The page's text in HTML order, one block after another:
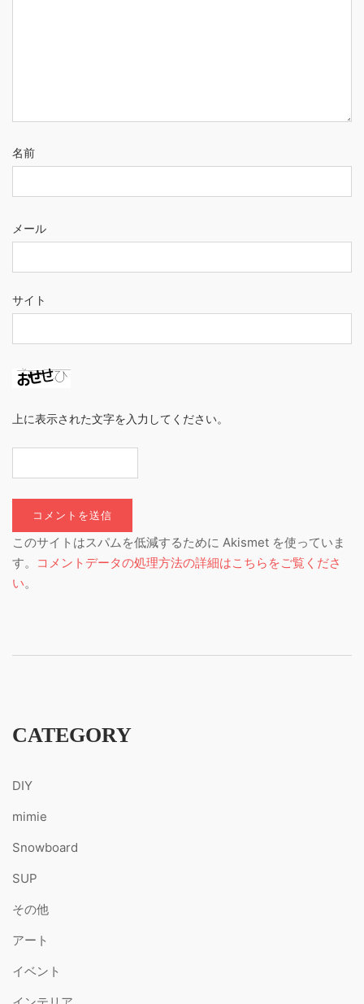
名前
メール
サイト
上に表示された文字を入力してください。
このサイトはスパムを低減するために Akismet を使っていま
す。
コメントデータの処理方法の詳細はこちらをご覧くださ
い。
CATEGORY
DIY
mimie
Snowboard
SUP
その他
アート
イベント